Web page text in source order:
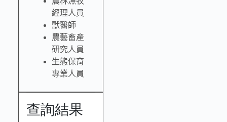
經理人員
獸醫師
農藝畜產
研究人員
生態保育
專業人員